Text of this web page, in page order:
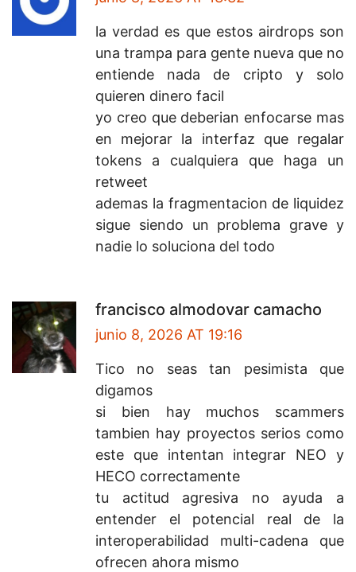
la verdad es que estos airdrops son
una trampa para gente nueva que no
entiende nada de cripto y solo
quieren dinero facil
yo creo que deberian enfocarse mas
en mejorar la interfaz que regalar
tokens a cualquiera que haga un
retweet
ademas la fragmentacion de liquidez
sigue siendo un problema grave y
nadie lo soluciona del todo
francisco almodovar camacho
junio 8, 2026 AT 19:16
Tico no seas tan pesimista que
digamos
si bien hay muchos scammers
tambien hay proyectos serios como
este que intentan integrar NEO y
HECO correctamente
tu actitud agresiva no ayuda a
entender el potencial real de la
interoperabilidad multi-cadena que
ofrecen ahora mismo